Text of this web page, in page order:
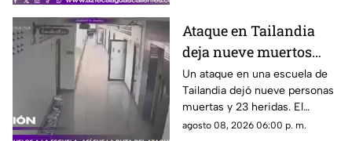
Ataque en Tailandia
deja nueve muertos
tras agresión en una
escuela
Un ataque en una escuela de
Tailandia dejó nueve personas
muertas y 23 heridas. El
presunto agresor, de 14 años,
agosto 08, 2026 06:00 p. m.